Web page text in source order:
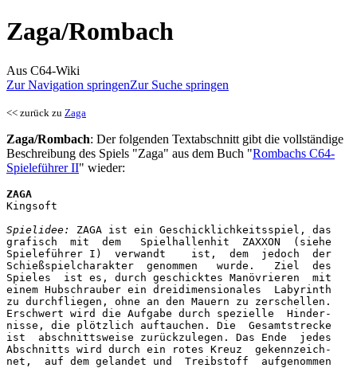
Zaga/Rombach
Aus C64-Wiki
Zur Navigation springenZur Suche springen
<< zurück zu Zaga
Zaga/Rombach: Der folgenden Textabschnitt gibt die vollständige
Beschreibung des Spiels "Zaga" aus dem Buch "Rombachs C64-
Spieleführer II" wieder:
ZAGA
Kingsoft
Spielidee:
ZAGA ist ein Geschicklichkeitsspiel, das
grafisch  mit  dem   Spielhallenhit  ZAXXON  (siehe
Spieleführer I)  verwandt    ist,  dem  jedoch  der
Schießspielcharakter  genommen   wurde.   Ziel  des
Spieles  ist es, durch geschicktes Manövrieren  mit
einem Hubschrauber ein dreidimensionales  Labyrinth
zu durchfliegen, ohne an den Mauern zu zerschellen.
Erschwert wird die Aufgabe durch spezielle  Hinder-
nisse, die plötzlich auftauchen. Die  Gesamtstrecke
ist  abschnittsweise zurückzulegen. Das Ende  jedes
Abschnitts wird durch ein rotes Kreuz  gekennzeich-
net,  auf dem gelandet und  Treibstoff  aufgenommen